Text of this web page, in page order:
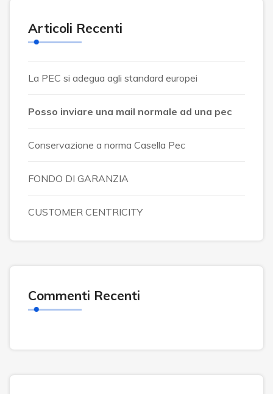
Articoli Recenti
La PEC si adegua agli standard europei
Posso inviare una mail normale ad una pec
Conservazione a norma Casella Pec
FONDO DI GARANZIA
CUSTOMER CENTRICITY
Commenti Recenti